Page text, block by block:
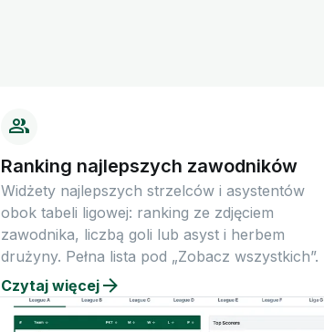
Ranking najlepszych zawodników
Widżety najlepszych strzelców i asystentów
obok tabeli ligowej: ranking ze zdjęciem
zawodnika, liczbą goli lub asyst i herbem
drużyny. Pełna lista pod „Zobacz wszystkich”.
Czytaj więcej